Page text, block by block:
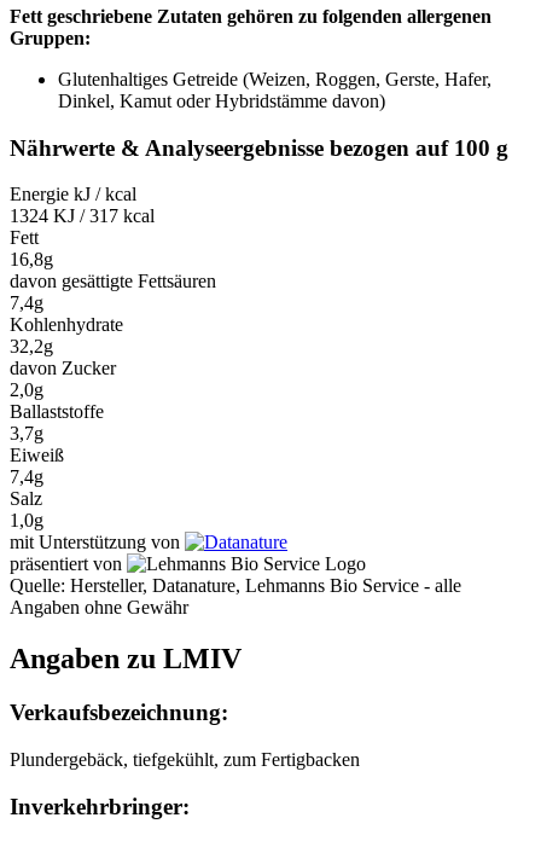
Fett geschriebene Zutaten gehören zu folgenden allergenen
Gruppen:
Glutenhaltiges Getreide (Weizen, Roggen, Gerste, Hafer,
Dinkel, Kamut oder Hybridstämme davon)
Nährwerte & Analyseergebnisse bezogen auf 100 g
Energie kJ / kcal
1324 KJ / 317 kcal
Fett
16,8g
davon gesättigte Fettsäuren
7,4g
Kohlenhydrate
32,2g
davon Zucker
2,0g
Ballaststoffe
3,7g
Eiweiß
7,4g
Salz
1,0g
mit Unterstützung von
präsentiert von
Quelle: Hersteller, Datanature, Lehmanns Bio Service - alle
Angaben ohne Gewähr
Angaben zu LMIV
Verkaufsbezeichnung:
Plundergebäck, tiefgekühlt, zum Fertigbacken
Inverkehrbringer: